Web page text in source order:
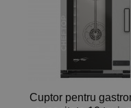
Cuptor pentru